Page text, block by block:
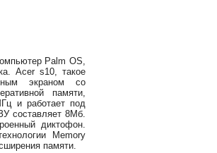
Palm OS,
Acer s10, такое
экраном со
памяти,
и работает под
составляет 8Мб.
диктофон.
Мemory
памяти.